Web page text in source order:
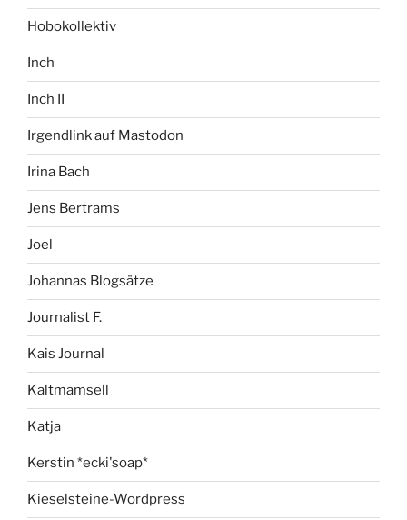
Hobokollektiv
Inch
Inch II
Irgendlink auf Mastodon
Irina Bach
Jens Bertrams
Joel
Johannas Blogsätze
Journalist F.
Kais Journal
Kaltmamsell
Katja
Kerstin *ecki'soap*
Kieselsteine-Wordpress